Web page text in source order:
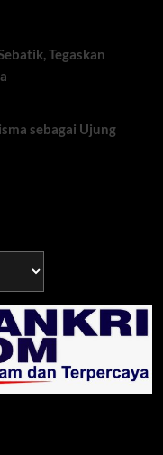
Tegaskan
sebagai Ujung